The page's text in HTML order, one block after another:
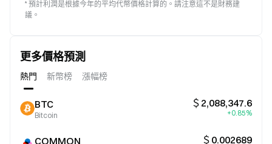
* 預計利潤是根據今年的平均代幣價格計算的。請注意這不是財務建
議。
更多價格預測
熱門 新幣榜 漲幅榜
BTC
Bitcoin
＄2,088,347.6
+0.85%
COMMON ＄0.002689